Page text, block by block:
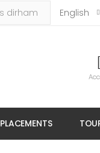
English
PLACEMENTS